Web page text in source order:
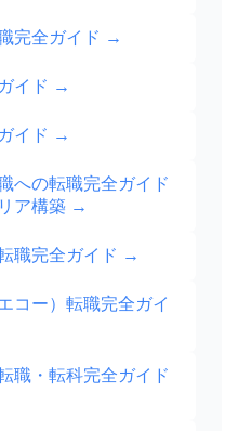
完全ガイド →
イド →
イド →
への転職完全ガイド
ア構築 →
職完全ガイド →
コー）転職完全ガイ
職・転科完全ガイド